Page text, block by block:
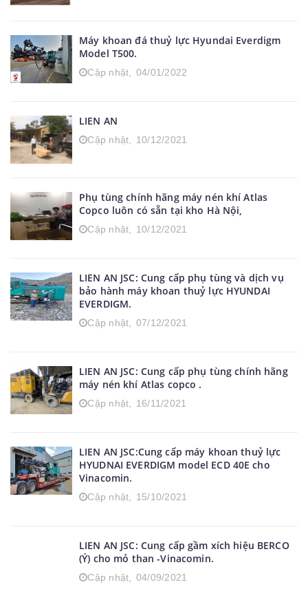
Máy khoan đá thuỷ lực Hyundai Everdigm
Model T500.
Cập nhật, 04/01/2022
LIEN AN
Cập nhật, 10/12/2021
Phụ tùng chính hãng máy nén khí Atlas
Copco luôn có sẵn tại kho Hà Nội,
Cập nhật, 10/12/2021
LIEN AN JSC: Cung cấp phụ tùng và dịch vụ
bảo hành máy khoan thuỷ lực HYUNDAI
EVERDIGM.
Cập nhật, 07/12/2021
LIEN AN JSC: Cung cấp phụ tùng chính hãng
máy nén khí Atlas copco .
Cập nhật, 16/11/2021
LIEN AN JSC:Cung cấp máy khoan thuỷ lực
HYUDNAI EVERDIGM model ECD 40E cho
Vinacomin.
Cập nhật, 15/10/2021
LIEN AN JSC: Cung cấp gầm xích hiệu BERCO
(Ý) cho mỏ than -Vinacomin.
Cập nhật, 04/09/2021